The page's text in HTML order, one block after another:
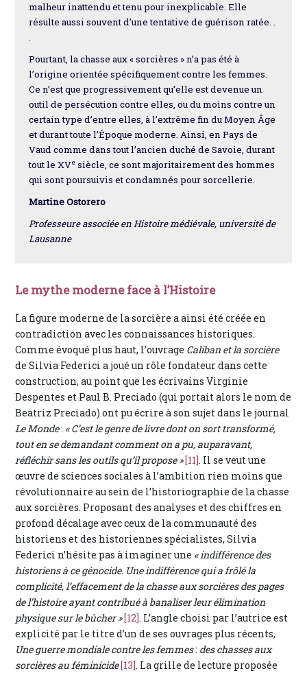
malheur inattendu et tenu pour inexplicable. Elle
résulte aussi souvent d’une tentative de guérison ratée. .
.
Pourtant, la chasse aux « sorcières » n’a pas été à
l’origine orientée spécifiquement contre les femmes.
Ce n’est que progressivement qu’elle est devenue un
outil de persécution contre elles, ou du moins contre un
certain type d’entre elles, à l’extrême fin du Moyen Âge
et durant toute l’Époque moderne. Ainsi, en Pays de
Vaud comme dans tout l’ancien duché de Savoie, durant
tout le XVe siècle, ce sont majoritairement des hommes
qui sont poursuivis et condamnés pour sorcellerie.
Martine Ostorero
Professeure associée en Histoire médiévale, université de
Lausanne
Le mythe moderne face à l’Histoire
La figure moderne de la sorcière a ainsi été créée en
contradiction avec les connaissances historiques.
Comme évoqué plus haut, l’ouvrage Caliban et la sorcière
de Silvia Federici a joué un rôle fondateur dans cette
construction, au point que les écrivains Virginie
Despentes et Paul B. Preciado (qui portait alors le nom de
Beatriz Preciado) ont pu écrire à son sujet dans le journal
Le Monde: « C’est le genre de livre dont on sort transformé,
tout en se demandant comment on a pu, auparavant,
réfléchir sans les outils qu’il propose » [11]. Il se veut une
œuvre de sciences sociales à l’ambition rien moins que
révolutionnaire au sein de l’historiographie de la chasse
aux sorcières. Proposant des analyses et des chiffres en
profond décalage avec ceux de la communauté des
historiens et des historiennes spécialistes, Silvia
Federici n’hésite pas à imaginer une « indifférence des
historiens à ce génocide. Une indifférence qui a frôlé la
complicité, l’effacement de la chasse aux sorcières des pages
de l’histoire ayant contribué à banaliser leur élimination
physique sur le bûcher » [12]. L’angle choisi par l’autrice est
explicité par le titre d’un de ses ouvrages plus récents,
Une guerre mondiale contre les femmes: des chasses aux
sorcières au féminicide [13]. La grille de lecture proposée